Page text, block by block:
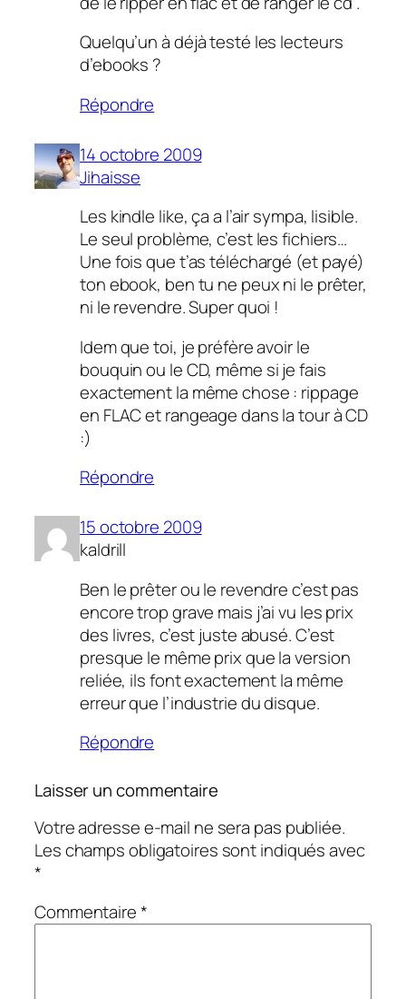
Quelqu’un à déjà testé les lecteurs
d’ebooks ?
Répondre
14 octobre 2009
Jihaisse
Les kindle like, ça a l’air sympa, lisible.
Le seul problème, c’est les fichiers…
Une fois que t’as téléchargé (et payé)
ton ebook, ben tu ne peux ni le prêter,
ni le revendre. Super quoi !
Idem que toi, je préfère avoir le
bouquin ou le CD, même si je fais
exactement la même chose : rippage
en FLAC et rangeage dans la tour à CD
:)
Répondre
15 octobre 2009
kaldrill
Ben le prêter ou le revendre c’est pas
encore trop grave mais j’ai vu les prix
des livres, c’est juste abusé. C’est
presque le même prix que la version
reliée, ils font exactement la même
erreur que l’industrie du disque.
Répondre
Laisser un commentaire
Votre adresse e-mail ne sera pas publiée.
Les champs obligatoires sont indiqués avec
*
Commentaire*